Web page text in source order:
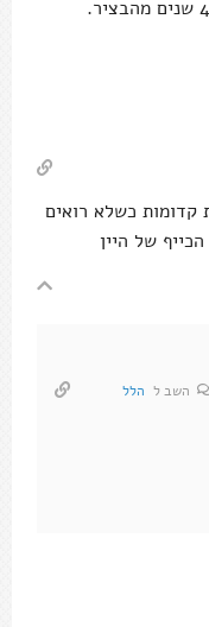
קדומות כשלא רואים
של היין
השב ל הלל